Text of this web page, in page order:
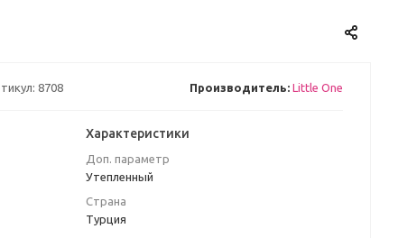
8708 Производитель: Little One
Характеристики
Доп. параметр
Утепленный
Страна
Турция